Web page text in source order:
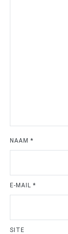
NAAM *
E-MAIL *
SITE